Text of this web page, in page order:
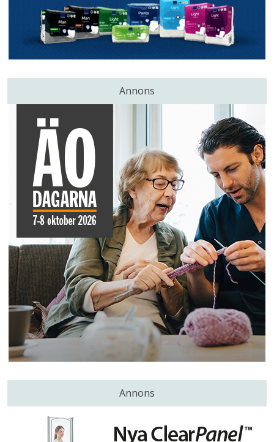
Annons
Annons